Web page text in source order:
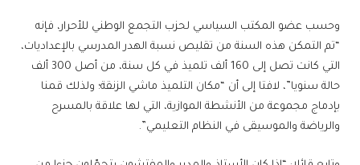
وحسب عضو المكتب السياسي لحزب التجمع الوطني للأحرار، فإنه
“تم التمكن هذه السنة من تقليص نسبة الهدر المدرسي بالإعداديات،
التي كانت تصل إلى 160 ألف تلميذ في كل سنة، من أصل 300 ألف
حالة سنويا”، لافتا إلى أن “مكان التلميذ ماشي الزنقة؛ ولذلك قمنا
بإدماج مجموعة من الأنشطة الموازية، التي لها علاقة بالمسرح
والرياضة والموسيقى في النظام التعليمي”.